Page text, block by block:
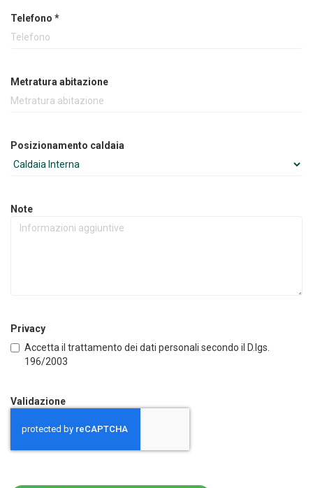
Telefono *
Metratura abitazione
Posizionamento caldaia
Note
Privacy
Accetta il trattamento dei dati personali secondo il D.lgs.
196/2003
Validazione